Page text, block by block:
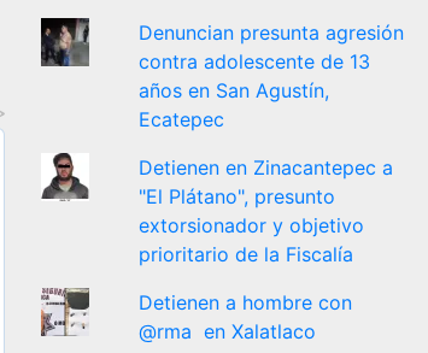
Denuncian presunta agresión
contra adolescente de 13
años en San Agustín,
Ecatepec
Detienen en Zinacantepec a
"El Plátano", presunto
extorsionador y objetivo
prioritario de la Fiscalía
Detienen a hombre con
@rma en Xalatlaco